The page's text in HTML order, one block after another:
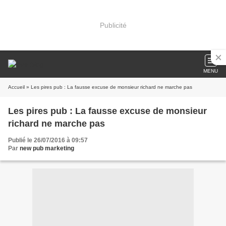
Publicité
MENU
Accueil » Les pires pub : La fausse excuse de monsieur richard ne marche pas
Les pires pub : La fausse excuse de monsieur
richard ne marche pas
Publié le 26/07/2016 à 09:57
Par new pub marketing